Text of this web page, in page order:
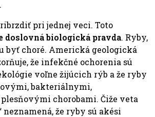
pri jednej veci. Toto
doslovná biologická pravda. Ryby,
byť choré. Americká geologická
že infekčné ochorenia sú
voľne žijúcich rýb a že ryby
bakteriálnymi,
chorobami. Čiže veta
neznamená, že ryby sú akési